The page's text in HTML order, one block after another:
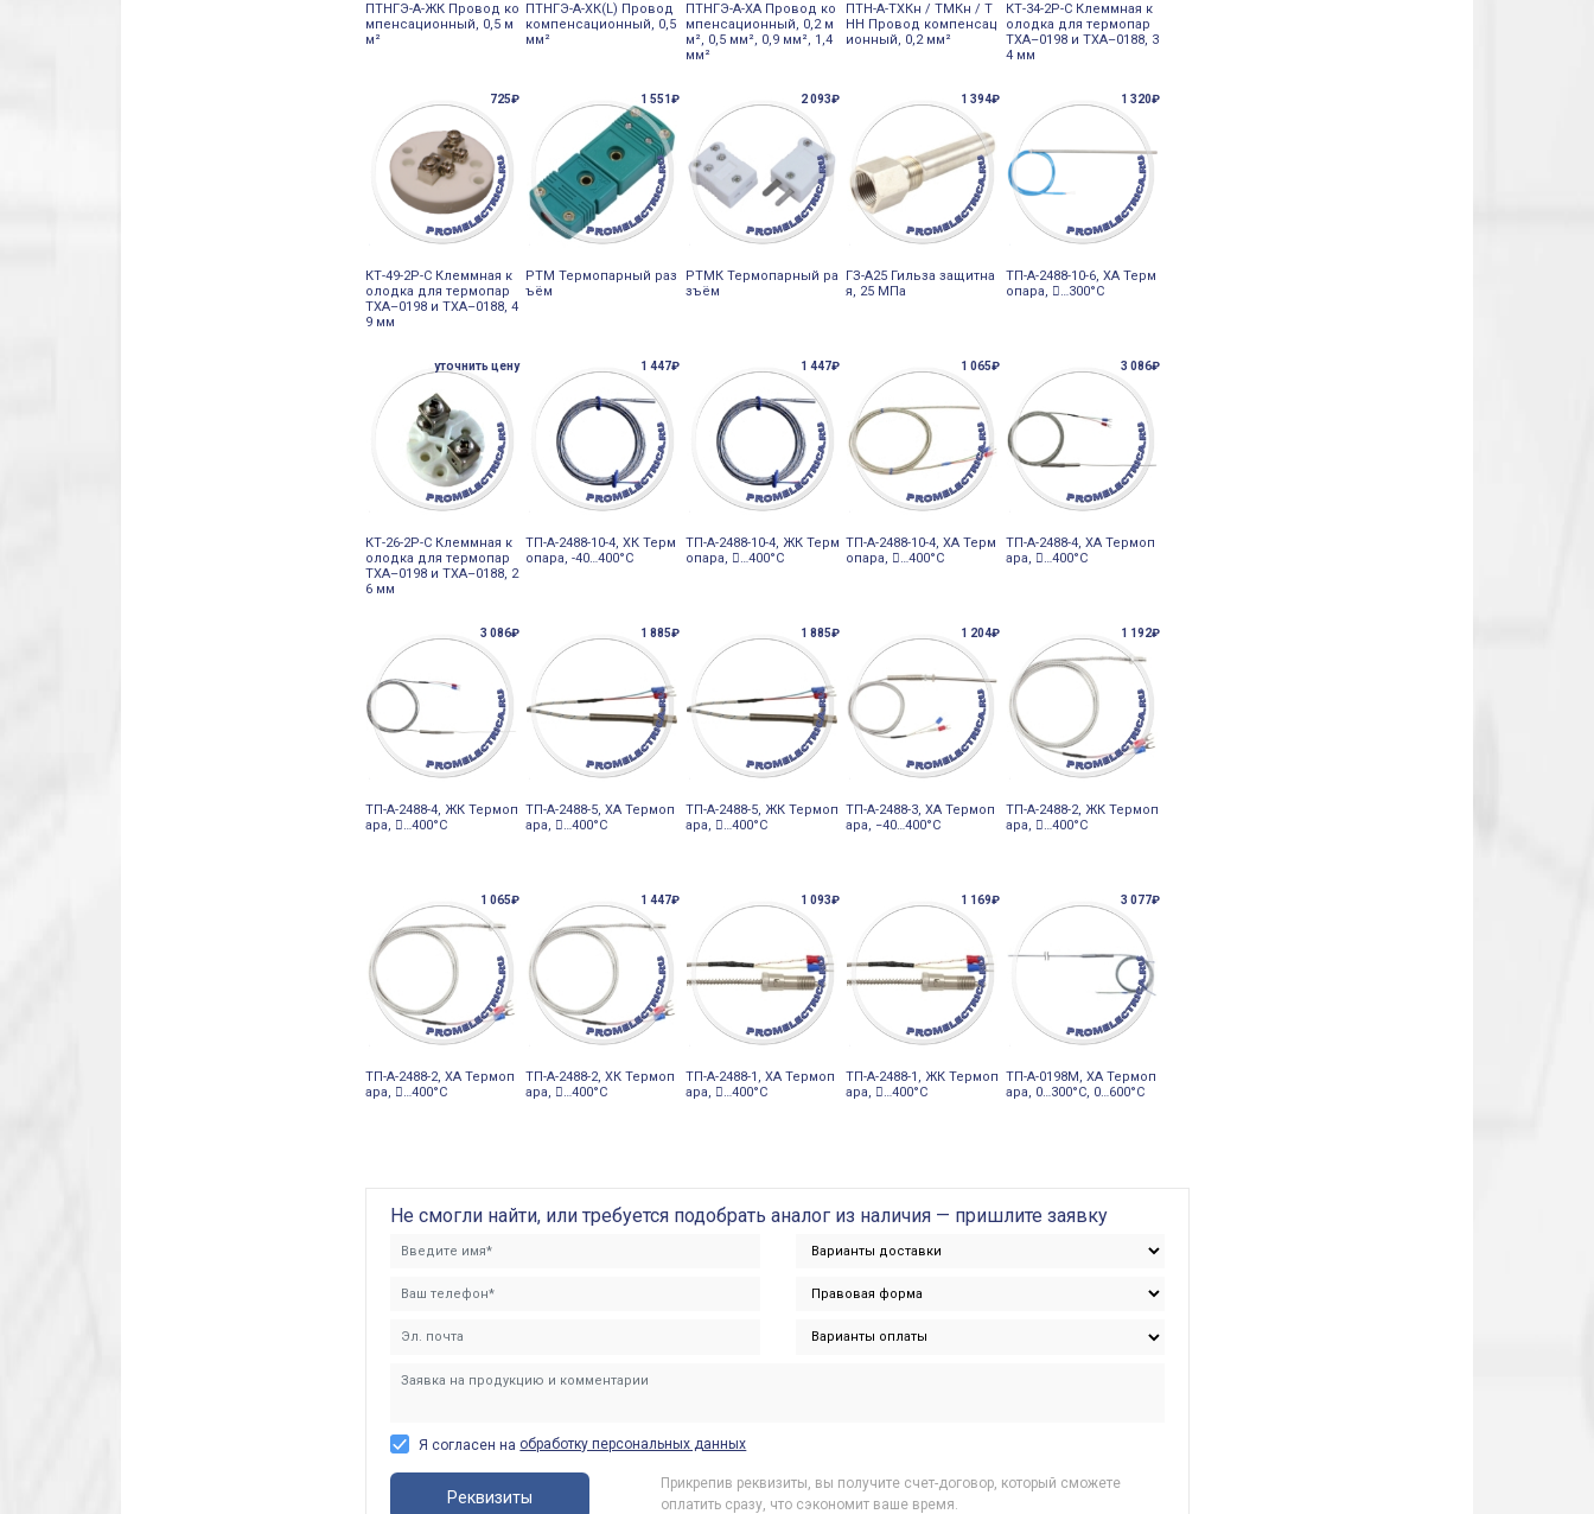
ПТНГЭ-А-ЖК Провод ко
мпенсационный, 0,5 м
м²
ПТНГЭ-A-ХК(L) Провод
компенсационный, 0,5
мм²
ПТНГЭ-А-ХА Провод ко
мпенсационный, 0,2 м
м², 0,5 мм², 0,9 мм², 1,4
мм²
ПТН-А-ТХКн / ТМКн / Т
НН Провод компенсац
ионный, 0,2 мм²
КТ-34-2Р-С Клеммная к
олодка для термопар
ТХА–0198 и ТХА–0188, 3
4 мм
725₽
КТ-49-2Р-С Клеммная к
олодка для термопар
ТХА–0198 и ТХА–0188, 4
9 мм
1 551₽
РТМ Термопарный раз
ъём
2 093₽
РТМК Термопарный ра
зъём
1 394₽
ГЗ-А25 Гильза защитна
я, 25 МПа
1 320₽
ТП-А-2488-10-6, ХА Терм
опара, 󔼰…300°С
уточнить цену
КТ-26-2Р-С Клеммная к
олодка для термопар
ТХА–0198 и ТХА–0188, 2
6 мм
1 447₽
ТП-А-2488-10-4, ХК Терм
опара, -40…400°С
1 447₽
ТП-А-2488-10-4, ЖК Терм
опара, 󔼰…400°С
1 065₽
ТП-А-2488-10-4, ХА Терм
опара, 󔼰…400°С
3 086₽
ТП-А-2488-4, ХА Термоп
ара, 󔼰…400°С
3 086₽
ТП-А-2488-4, ЖК Термоп
ара, 󔼰…400°С
1 885₽
ТП-А-2488-5, ХА Термоп
ара, 󔼰…400°С
1 885₽
ТП-А-2488-5, ЖК Термоп
ара, 󔼰…400°С
1 204₽
ТП-А-2488-3, ХА Термоп
ара, −40…400°С
1 192₽
ТП-А-2488-2, ЖК Термоп
ара, 󔼰…400°С
1 065₽
ТП-А-2488-2, ХА Термоп
ара, 󔼰…400°С
1 447₽
ТП-А-2488-2, ХК Термоп
ара, 󔼰…400°С
1 093₽
ТП-А-2488-1, ХА Термоп
ара, 󔼰…400°С
1 169₽
ТП-А-2488-1, ЖК Термоп
ара, 󔼰…400°С
3 077₽
ТП-А-0198М, ХА Термоп
ара, 0…300°С, 0…600°C
Не смогли найти, или требуется подобрать аналог из наличия — пришлите заявку
Я согласен на обработку персональных данных
Реквизиты
Прикрепив реквизиты, вы получите счет-договор, который сможете
оплатить сразу, что сэкономит ваше время.